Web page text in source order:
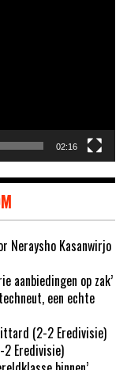
02:16
Neraysho Kasanwirjo
aanbiedingen op zak’
een echte
(2-2 Eredivisie)
2 Eredivisie)